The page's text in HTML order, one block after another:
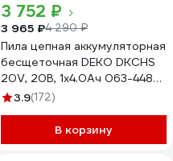
3 752 ₽
3 965 ₽4 290 ₽
Пила цепная аккумуляторная
бесщеточная DEKO DKCHS
20V, 20В, 1x4.0Ач 063-4483-
1
3.9(172)
В корзину